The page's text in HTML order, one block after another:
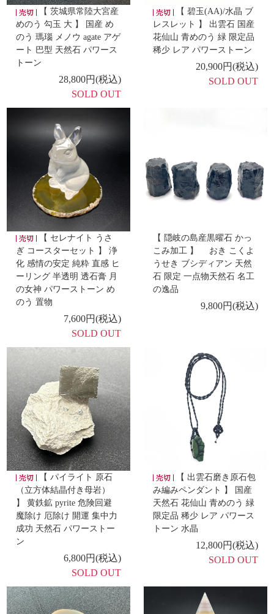
4/10
【 水精神式腕珠 水晶 S 】
【 水精神式腕珠 水晶 L
】
4/8
-新着商品 -
-新着商品 -
【 糸魚川翡翠 6mm玉 ピアス K18 】
4/6
-新着商品 -
【 出雲石／碧玉 勾玉 AA 獣型 】
-新着商品 -
4/2
-新着商品 -
【 ガネーシュヒマール 水晶 勾玉 ネックレス 】
ガネーシュヒマール水晶 勾玉 翡翠 ブレスレット
【 インカローズ / 神代楡 ブレスレット 】
オン 丸玉 台付き】
3/31
-新着商品 -
【 ガーデンクォーツ 丸玉 台付き 】
3/30
-新着商品 -
【 ガネーシュヒマール 水晶 勾玉 ペンダント 】
3/26
-新着商品 -
【 ガネーシュヒマール水晶 リング 】
3/25
- 再入荷 -
【 碧玉 勾玉 ミニ ワイヤーラップペンダント 14kgf
チェーン 】
【 茨城県常陸大宮産
めのう 勾玉 大 】 国産 め
のう 瑪瑙 メノウ agate アゲ
ート 巴型 天然石 パワース
トーン
28,800円(税込)
SOLD OUT
【 碧玉(AA)/水晶 ブ
レスレット 】 出雲石 国産
花仙山 青めのう 緑 限定品
稀少 レア パワーストーン
20,900円(税込)
SOLD OUT
【 セレナイト うさ
ぎ コースターセット 】 浄
化 感情の安定 純粋 直感 ヒ
ーリング 半透明 透石膏 月
の女神 パワーストーン め
のう 置物
7,600円(税込)
SOLD OUT
【 隠岐の島産黒曜石 かっ
こみ加工 】 おき こくよ
うせき ブシディアン 天然
石 限定 一点物天然石 名工
の逸品
9,800円(税込)
【 パイライト 原石
（立方体結晶付き母岩）
】 黄鉄鉱 pyrite 危険回避
魔除け 厄除け 開運 集中力
成功 天然石 パワーストー
ン
6,800円(税込)
SOLD OUT
【 出雲石磨き原石包
み編みペンダント 】 国産
天然石 花仙山 青めのう 緑
限定品 稀少 レア パワース
トーン 水晶
12,800円(税込)
SOLD OUT